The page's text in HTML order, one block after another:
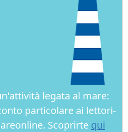
legata al mare:
particolare ai lettori-
Scoprirte qui